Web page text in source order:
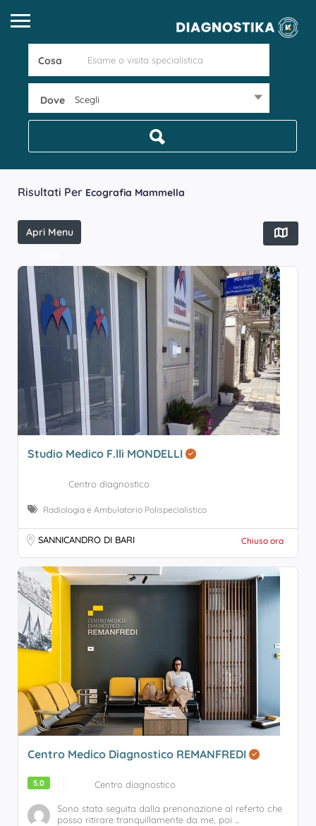
Cosa
Dove Scegli
Risultati Per Ecografia Mammella
Apri Menu
Studio Medico F.lli MONDELLI
Centro diagnostico
Radiologia e Ambulatorio Polispecialistico
SANNICANDRO DI BARI Chiuso ora
Centro Medico Diagnostico REMANFREDI
5.0 Centro diagnostico
Sono stata seguita dalla prenonazione al referto che
posso ritirare tranquillamente da me, poi ...